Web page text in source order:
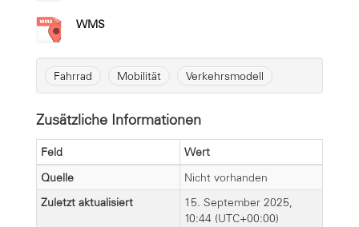
WMS
Fahrrad Mobilität Verkehrsmodell
Zusätzliche Informationen
Feld
Wert
Quelle
Nicht vorhanden
Zuletzt aktualisiert
15. September 2025,
10:44 (UTC+00:00)